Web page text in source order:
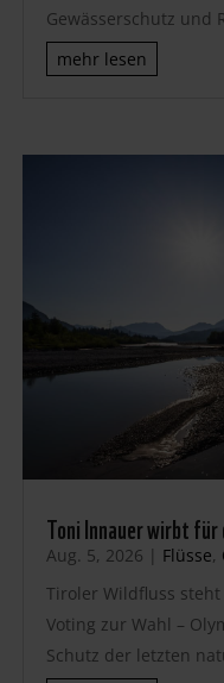
Gewässerschutz und
mehr lesen
Toni Innauer wirbt für
Aug. 5, 2026 | Flüsse,
Tiroler Wildfluss
Voting zur Wahl –
Schutz der letzten